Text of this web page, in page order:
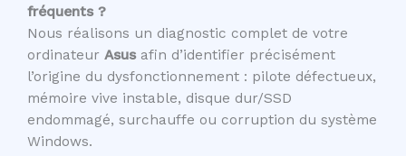
fréquents ?
Nous réalisons un diagnostic complet de votre
ordinateur Asusafin d’identifier précisément
l’origine du dysfonctionnement : pilote défectueux,
mémoire vive instable, disque dur/SSD
endommagé, surchauffe ou corruption du système
Windows.